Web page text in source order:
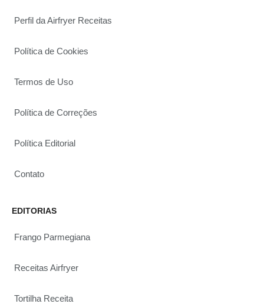
Perfil da Airfryer Receitas
Política de Cookies
Termos de Uso
Política de Correções
Política Editorial
Contato
EDITORIAS
Frango Parmegiana
Receitas Airfryer
Tortilha Receita